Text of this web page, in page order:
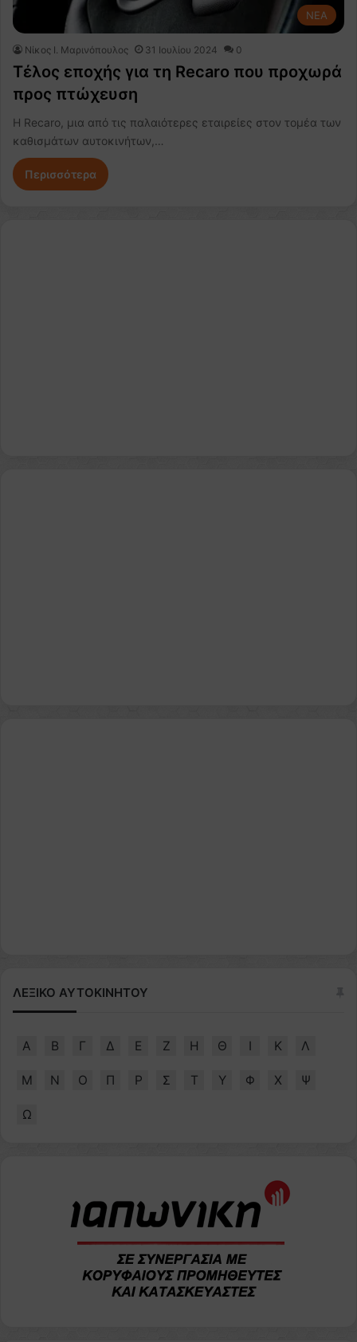
NEA
Nίκος Ι. Mαρινόπουλος 31 Ιουλίου 2024 0
Τέλος εποχής για τη Recaro που προχωρά
προς πτώχευση
Η Recaro, μια από τις παλαιότερες εταιρείες στον τομέα των
καθισμάτων αυτοκινήτων,…
Περισσότερα
ΛΕΞΙΚΟ ΑΥΤΟΚΙΝΗΤΟΥ
Α Β Γ Δ Ε Ζ Η Θ Ι Κ Λ
Μ Ν Ο Π Ρ Σ Τ Υ Φ Χ Ψ
Ω